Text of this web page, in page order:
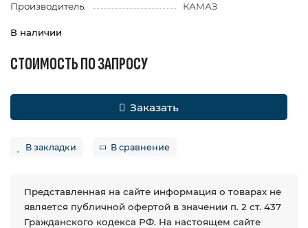
Производитель: КАМАЗ
В наличии
СТОИМОСТЬ ПО ЗАПРОСУ
Заказать
В закладки В сравнение
Представленная на сайте информация о товарах не
является публичной офертой в значении п. 2 ст. 437
Гражданского кодекса РФ. На настоящем сайте